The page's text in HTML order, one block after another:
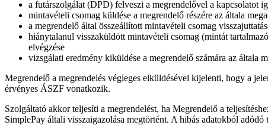
a futárszolgálat (DPD) felveszi a megrendelővel a kapcsolatot
mintavételi csomag küldése a megrendelő részére az általa
a megrendelő által összeállított mintavételi csomag
hiánytalanul visszaküldött mintavételi csomag (mintát
elvégzése
vizsgálati eredmény kiküldése a megrendelő számára az általa
Megrendelő a megrendelés végleges elküldésével kijelenti, hogy a
érvényes ÁSZF vonatkozik.
Szolgáltató akkor teljesíti a megrendelést, ha Megrendelő a
SimplePay általi visszaigazolása megtörtént. A hibás adatokból